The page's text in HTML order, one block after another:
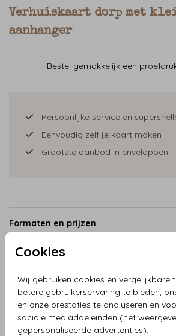
Cookies
Wij gebruiken cookies en vergelijkbare
betere gebruikerservaring te bieden,
en onze prestaties te analyseren en
sociale mediadoeleinden (het
gepersonaliseerde advertenties).
Verhuiskaart dorp met
aanhanger
Bestel gemakkelijk een
Persoonlijke service en
Eenvoudig zelf je kaart maken
Grootste aanbod in enveloppen
Formaten en prijzen
Omschrijving
Verhuiskaart dorp met kleine auto en